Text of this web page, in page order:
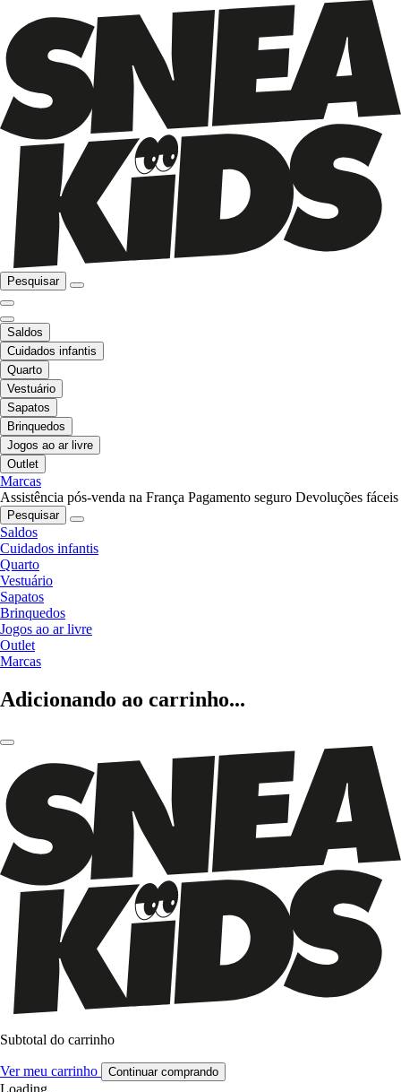
Pesquisar
Saldos
Cuidados infantis
Quarto
Vestuário
Sapatos
Brinquedos
Jogos ao ar livre
Outlet
Marcas
Assistência pós-venda na França Pagamento seguro Devoluções fáceis
Pesquisar
Saldos
Cuidados infantis
Quarto
Vestuário
Sapatos
Brinquedos
Jogos ao ar livre
Outlet
Marcas
Adicionando ao carrinho...
Subtotal do carrinho
Ver meu carrinho Continuar comprando
Loading...